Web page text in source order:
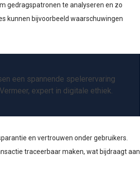
gedragspatronen te analyseren en zo
kunnen bijvoorbeeld waarschuwingen
een spannende spelerervaring
expert in digitale ethiek.
en vertrouwen onder gebruikers.
traceerbaar maken, wat bijdraagt aan